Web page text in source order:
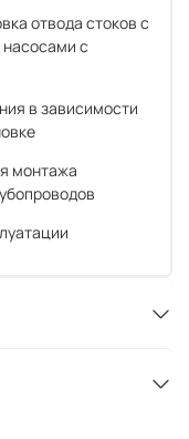
отвода стоков с
с
в зависимости
монтажа